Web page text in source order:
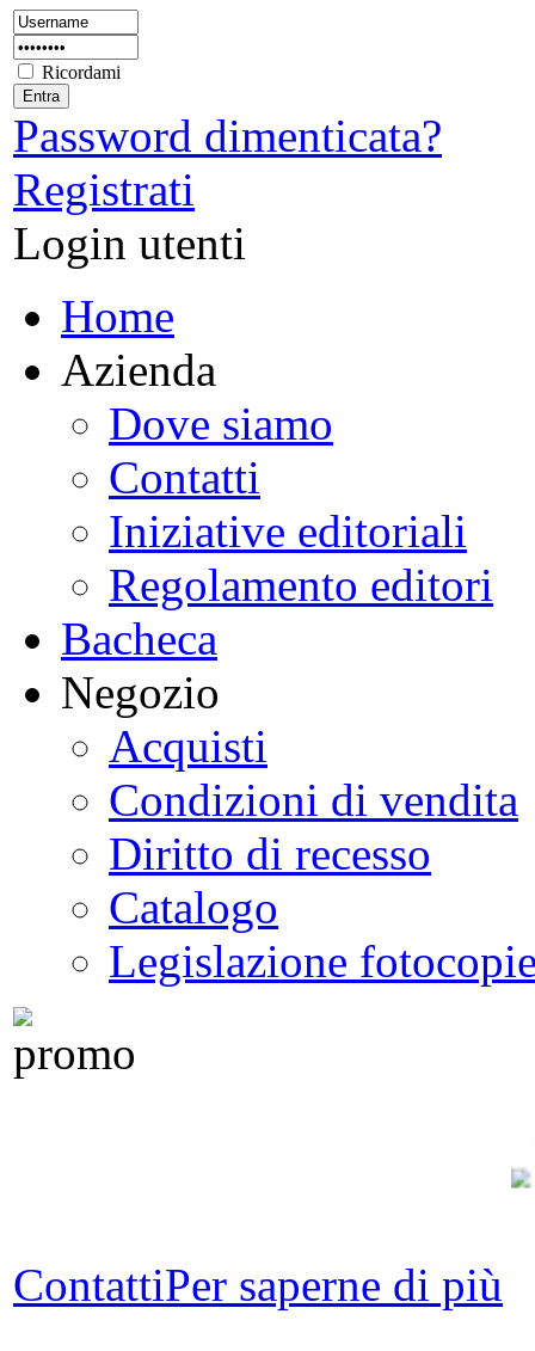
Ricordami
Password dimenticata?
Registrati
Login utenti
Home
Azienda
Dove siamo
Contatti
Iniziative editoriali
Regolamento editori
Bacheca
Negozio
Acquisti
Condizioni di vendita
Diritto di recesso
Catalogo
Legislazione
ContattiPer saperne di più